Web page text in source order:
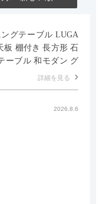
ングテーブル LUGA
板 棚付き 長方形 石
ーブル 和モダン グ
詳細を見る
2026.8.6